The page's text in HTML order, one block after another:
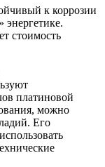
к коррозии
энергетике.
стоимость
платиновой
можно
Его